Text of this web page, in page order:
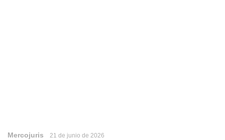
Mercojuris 21 de junio de 2026